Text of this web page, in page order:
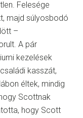
Felesége
majd súlyosbodó
–
A pár
kezelések
kasszát,
éltek, mindig
Scottnak
hogy Scott